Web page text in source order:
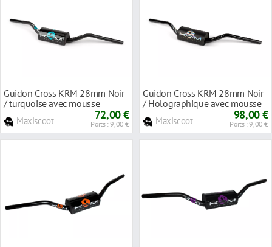
Guidon Cross KRM 28mm Noir
/ turquoise avec mousse
Maxiscoot 72,00 €
Ports : 9,00 €
Guidon Cross KRM 28mm Noir
/ Holographique avec mousse
Maxiscoot 98,00 €
Ports : 9,00 €